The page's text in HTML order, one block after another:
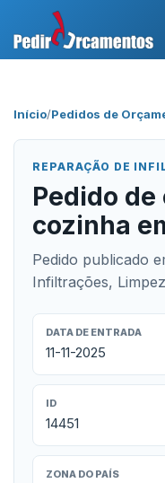
Início/Pedidos de
REPARAÇÃO DE
Pedido
cozinha
Pedido publicado
Infiltrações,
DATA DE ENTRADA
11-11-2025
ID
14451
ZONA DO PAÍS
Área Profissional
Como Funciona?
Testemunhos